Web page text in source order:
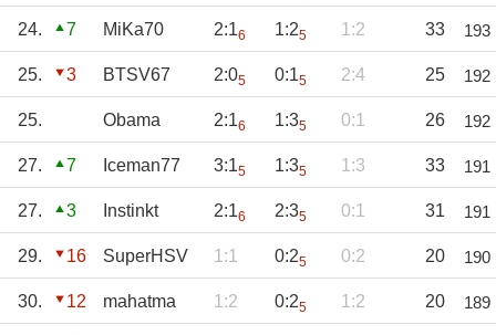
24. 7 MiKa70 2:16 1:25 1:2 33 193
25. 3 BTSV67 2:05 0:15 2:4 25 192
25. Obama 2:16 1:35 0:1 26 192
27. 7 Iceman77 3:15 1:35 1:3 33 191
27. 3 Instinkt 2:16 2:35 0:1 31 191
29. 16 SuperHSV 1:1 0:25 0:2 20 190
30. 12 mahatma 1:2 0:25 1:2 20 189